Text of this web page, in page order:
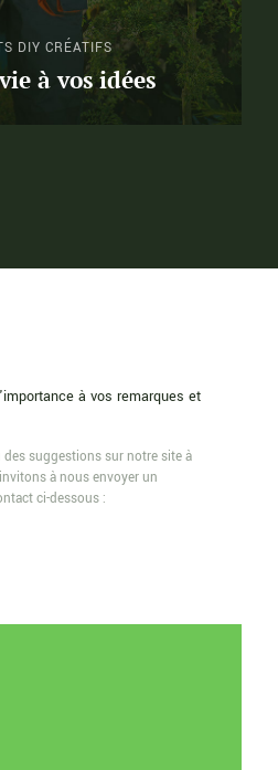
DIY CRÉATIFS
à vos idées
à vos remarques et
suggestions sur notre site à
à nous envoyer un
ci-dessous :